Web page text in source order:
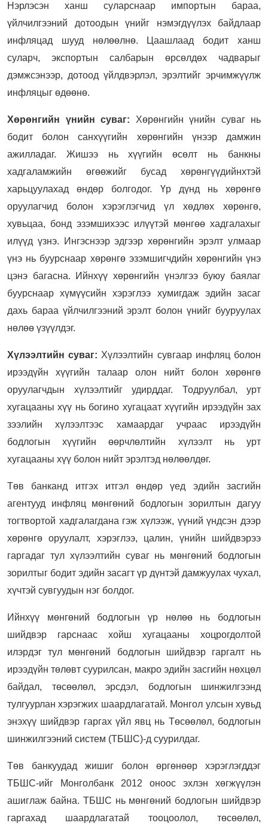
Нэрлэсэн ханш суларснаар импортын бараа,
үйлчилгээний дотоодын үнийг нэмэгдүүлэх байдлаар
инфляцад шууд нөлөөлнө. Цаашлаад бодит ханш
суларч, экспортын салбарын өрсөлдөх чадварыг
дэмжсэнээр, дотоод үйлдвэрлэл, эрэлтийг эрчимжүүлж
инфляцыг өдөөнө.
Хөрөнгийн үнийн суваг: Хөрөнгийн үнийн суваг нь
бодит болон санхүүгийн хөрөнгийн үнээр дамжин
ажилладаг. Жишээ нь хүүгийн өсөлт нь банкны
хадгаламжийн өгөөжийг бусад хөрөнгүүдийнхтэй
харьцуулахад өндөр болгодог. Үр дүнд нь хөрөнгө
оруулагчид болон хэрэглэгчид үл хөдлөх хөрөнгө,
хувьцаа, бонд эзэмшихээс илүүтэй мөнгөө хадгалахыг
илүүд үзнэ. Ингэснээр эдгээр хөрөнгийн эрэлт улмаар
үнэ нь буурснаар хөрөнгө эзэмшигчдийн хөрөнгийн үнэ
цэнэ багасна. Ийнхүү хөрөнгийн үнэлгээ буюу баялаг
буурснаар хүмүүсийн хэрэглээ хумигдаж эдийн засаг
дахь бараа үйлчилгээний эрэлт болон үнийг бууруулах
нөлөө үзүүлдэг.
Хүлээлтийн суваг: Хүлээлтийн сувгаар инфляц болон
ирээдүйн хүүгийн талаар олон нийт болон хөрөнгө
оруулагчдын хүлээлтийг удирддаг. Тодруулбал, урт
хугацааны хүү нь богино хугацаат хүүгийн ирээдүйн зах
зээлийн хүлээлтээс хамаардаг учраас ирээдүйн
бодлогын хүүгийн өөрчлөлтийн хүлээлт нь урт
хугацааны хүү болон нийт эрэлтэд нөлөөлдөг.
Төв банканд итгэх итгэл өндөр үед эдийн засгийн
агентууд инфляц мөнгөний бодлогын зорилтын дагуу
тогтвортой хадгалагдана гэж хүлээж, үүний үндсэн дээр
хөрөнгө оруулалт, хэрэглээ, цалин, үнийн шийдвэрээ
гаргадаг тул хүлээлтийн суваг нь мөнгөний бодлогын
зорилтыг бодит эдийн засагт үр дүнтэй дамжуулах чухал,
хүчтэй сувгуудын нэг болдог.
Ийнхүү мөнгөний бодлогын үр нөлөө нь бодлогын
шийдвэр гарснаас хойш хугацааны хоцрогдолтой
илэрдэг тул мөнгөний бодлогын шийдвэр гаргалт нь
ирээдүйн төлөвт суурилсан, макро эдийн засгийн нөхцөл
байдал, төсөөлөл, эрсдэл, бодлогын шинжилгээнд
тулгуурлан хэрэгжих шаардлагатай. Монгол улсын хувьд
энэхүү шийдвэр гаргах үйл явц нь Төсөөлөл, бодлогын
шинжилгээний систем (ТБШС)-д суурилдаг.
Төв банкуудад жишиг болон өргөнөөр хэрэглэгддэг
ТБШС-ийг Монголбанк 2012 оноос эхлэн хөгжүүлэн
ашиглаж байна. ТБШС нь мөнгөний бодлогын шийдвэр
гаргахад шаардлагатай тооцоолол, төсөөлөл,